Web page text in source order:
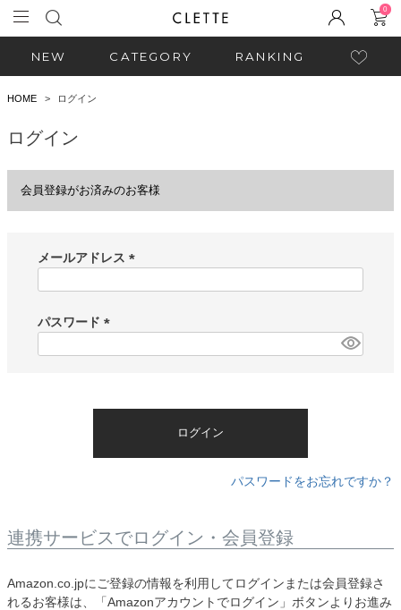
0
NEW CATEGORY RANKING
HOME ログイン
ログイン
会員登録がお済みのお客様
メールアドレス
)
パスワード
ログイン
パスワードをお忘れですか？
連携サービスでログイン・会員登録
Amazon.co.jpにご登録の情報を利用してログインまたは会員登録さ
れるお客様は、「Amazonアカウントでログイン」ボタンよりお進み